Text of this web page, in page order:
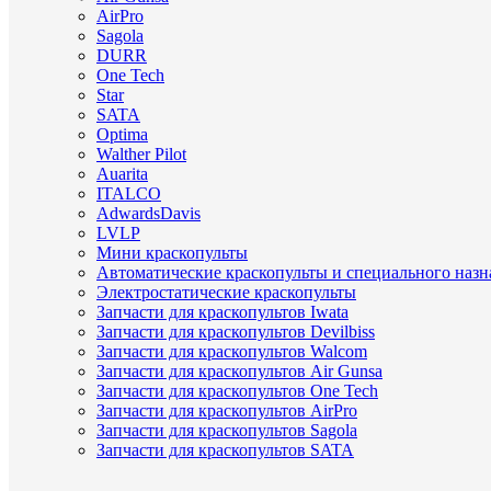
AirPro
Sagola
DURR
One Tech
Star
SATA
Optima
Walther Pilot
Auarita
ITALCO
AdwardsDavis
LVLP
Мини краскопульты
Автоматические краскопульты и специального
Электростатические краскопульты
Запчасти для краскопультов Iwata
Запчасти для краскопультов Devilbiss
Запчасти для краскопультов Walcom
Запчасти для краскопультов Air Gunsa
Запчасти для краскопультов One Tech
Запчасти для краскопультов AirPro
Запчасти для краскопультов Sagola
Запчасти для краскопультов SATA